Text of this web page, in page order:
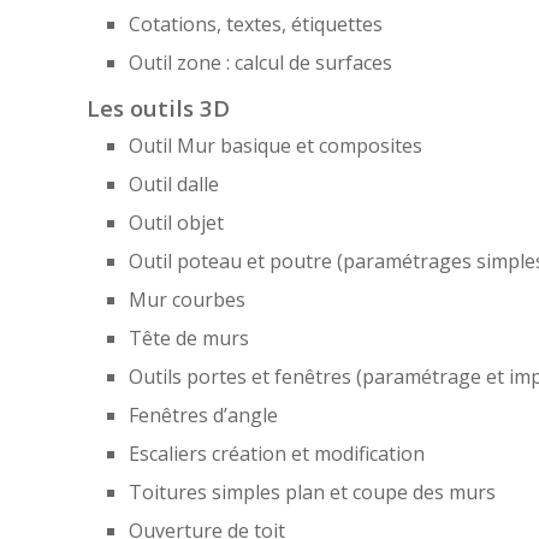
Cotations, textes, étiquettes
Outil zone : calcul de surfaces
Les outils 3D
Outil Mur basique et composites
Outil dalle
Outil objet
Outil poteau et poutre (paramétrages
Mur courbes
Tête de murs
Outils portes et fenêtres (paramétrage et
Fenêtres d’angle
Escaliers création et modification
Toitures simples plan et coupe des murs
Ouverture de toit